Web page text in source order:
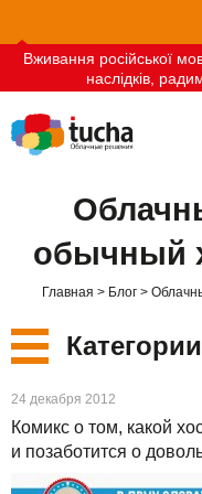
Вживання російської
наслідків,
TuchaHost
TuchaMetal
Бухгалтерия в
Хостинг CRM
Хостинг сайтов-
О нас
обычный
Главная Блог
Категории
Новые
Сервисы
24 декабря 2012
Комикс о том, какой
и позаботится о